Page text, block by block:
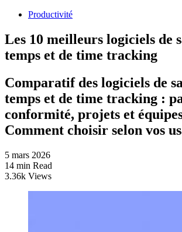
Productivité
Les 10 meilleurs logiciels de
temps et de time tracking
Comparatif des logiciels de
temps et de time tracking :
conformité, projets et
Comment choisir selon vos
5 mars 2026
14 min Read
3.36k Views